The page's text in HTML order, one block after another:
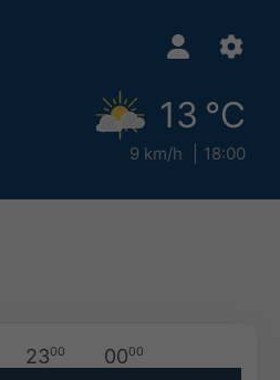
13 °C
9 km/h 18:00
2300 0000